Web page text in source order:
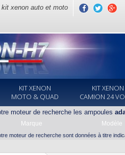
xenon auto et moto
KIT XENON
MOTO & QUAD
KIT XENON
CAMION 24
moteur de recherche les ampoules
Marque Modèle
moteur de recherche sont données à titre